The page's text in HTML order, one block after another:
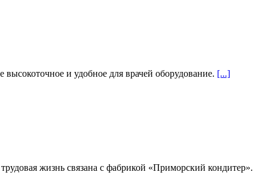
и удобное для врачей оборудование. [...]
жизнь связана с фабрикой «Приморский кондитер».